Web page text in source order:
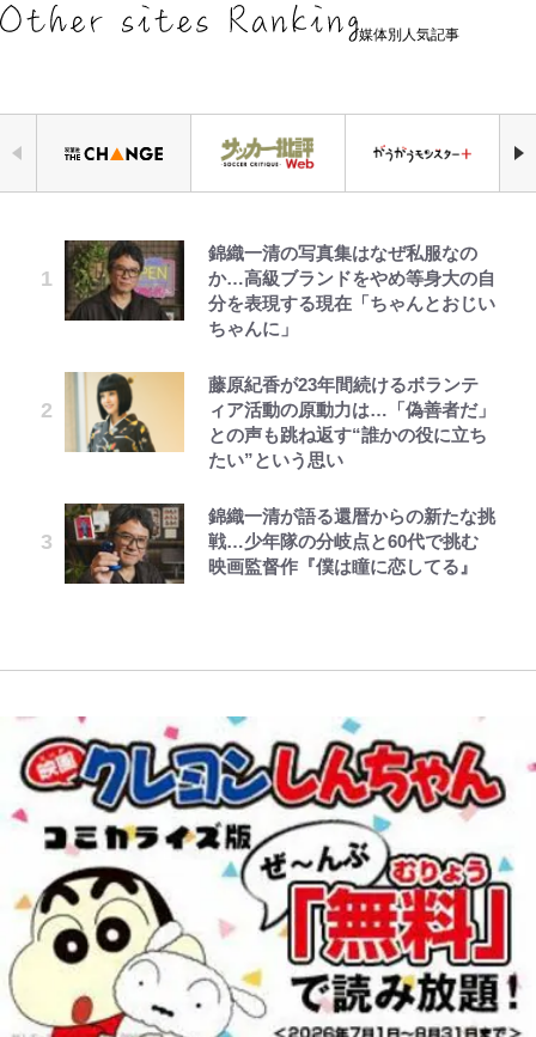
媒体別人気記事
錦織一清の写真集はなぜ私服なの
か…高級ブランドをやめ等身大の自
分を表現する現在「ちゃんとおじい
ちゃんに」
藤原紀香が23年間続けるボランテ
ィア活動の原動力は…「偽善者だ」
との声も跳ね返す“誰かの役に立ち
たい”という思い
錦織一清が語る還暦からの新たな挑
戦…少年隊の分岐点と60代で挑む
映画監督作『僕は瞳に恋してる』
｢なんじゃこりゃあああ！｣本田圭
佑の古巣ミラン、漆黒×蛍光レッド
の超絶クールな新サードユニに世界
が熱狂｢サードなのにズルい｣｢こり
浦和と千葉の首をかしげる主力放
出、柏リカルドの下で新加入2人が
化ける！Jリーグに必要な外国人選
制｣の大激論】(4)
｢守り方かっこよすぎ｣上田綺世が
長友夫妻も続々エール！
公式-ヒロインが来る前に妊娠しま
した~詰んだはずの悪役令嬢です
が、どうやら違うようです~ 第1話
ドでダンジョン攻略~ 第65話(1)
公式-超難関ダンジョンで10万年修
の下剋上~ 第37話(1)
えびめしの流儀
浅草は日本の心だゾ
千葉雄大、ほっそりイケメン近影に
「顔パンパンだったのに」反響 視
聴者が想った激変の納得理由
の“共演”ショットに「夫婦で写っ
てるの尊い」 長女はもう23歳
中居正広氏の被災地支援報道と消え
弁護士が今も“窓口”に? 直撃に深
まる“謎”
【キャンプ自己啓発】増えすぎたギ
アを棚卸し！ “ウルトラライト” 目
指した「自分スタイル」再構築でわ
かった「本当に必要な7つの道具」
荒々しい「火山帯」の一端にいるこ
とを体感！ 登頂約10分でも大迫力
「吾妻小富士」火口を1周する「1
ポ【福島県福島市】
青く美しい「幸せのブルービー」の
空の轍と大地の雲と 第1回
レビュー『仮面家族』悠木シュン・
「自分の絵ごと、このジャンルはそ
ろそろ終わりかな」江口寿史が炎上
を経て樋口毅宏に語ったこと
『この素晴らしい世界に祝福を！』
10万針以上の密度で再現された“め
ぐみん刺繍ワークシャツ”にファン
も感動
「カルチャーは引用の歴史である」
江口寿史と樋口毅宏、“引用と継
承”をめぐる対話